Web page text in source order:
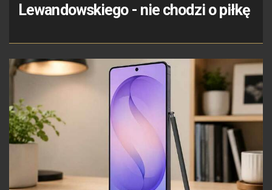
Lewandowskiego - nie chodzi o piłkę